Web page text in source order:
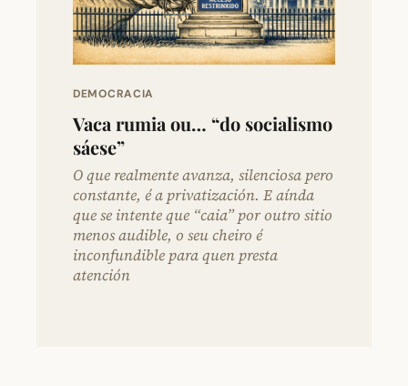
DEMOCRACIA
Vaca rumia ou… “do socialismo
sáese”
O que realmente avanza, silenciosa pero
constante, é a privatización. E aínda
que se intente que “caia” por outro sitio
menos audible, o seu cheiro é
inconfundible para quen presta
atención